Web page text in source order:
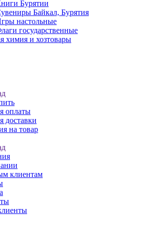
Бурятии
Байкал, Бурятия
настольные
государственные
химия и хозтовары
оплаты
доставки
на товар
клиентам